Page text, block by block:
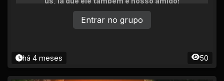
há 4 meses 50
Entrar no grupo